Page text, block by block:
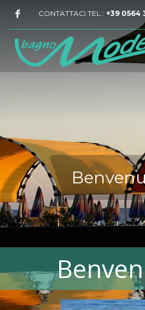
CONTATTACI TEL.: +39 0564